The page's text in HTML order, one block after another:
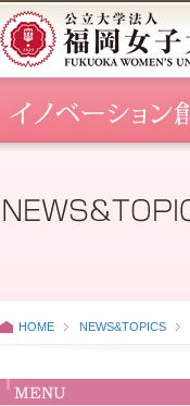
HOME NEWS&TOPICS